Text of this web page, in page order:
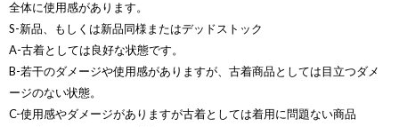
全体に使用感があります。
S-新品、もしくは新品同様またはデッドストック
A-古着としては良好な状態です。
B-若干のダメージや使用感がありますが、古着商品としては目立つダメ
ージのない状態。
C-使用感やダメージがありますが古着としては着用に問題ない商品